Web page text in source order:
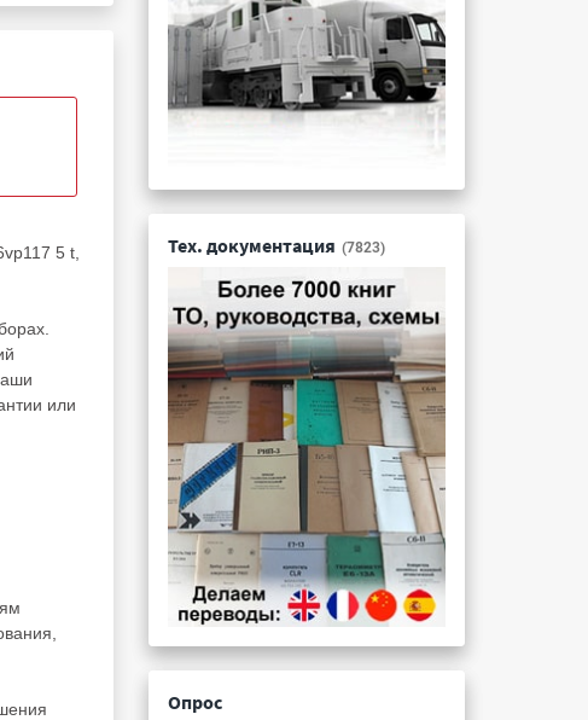
5 t,
или
Тех. документация (7823)
Опрос